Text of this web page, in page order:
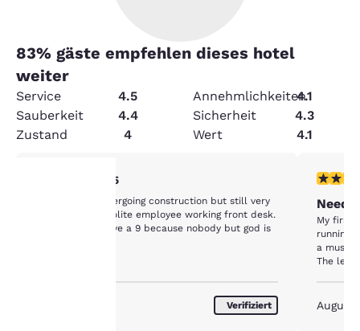
83% gäste empfehlen dieses hotel
weiter
Service 4.5 Annehmlichkeiten
4.1
Sauberkeit
4.4 Sicherheit
4.3
Zustand
4 Wert 4.1
5-Sterne-Bewertung. Außergewöhnlich. 1 Bewertung
5/5
Quiet hotel. Undergoing construction but still very
Verifiziert
1-Stern-
My first
running
a musty
The
hallway
smoke.
August